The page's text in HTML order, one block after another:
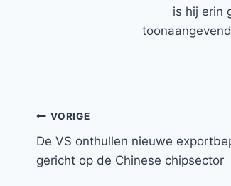
is hij erin
Bericht
navigatie
VORIGE
De VS onthullen nieuwe
gericht op de Chinese chipsector